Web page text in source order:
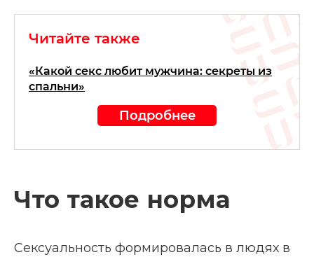
Читайте также
«Какой секс любит мужчина: секреты из
спальни»
Подробнее
Что такое норма
Сексуальность формировалась в людях в